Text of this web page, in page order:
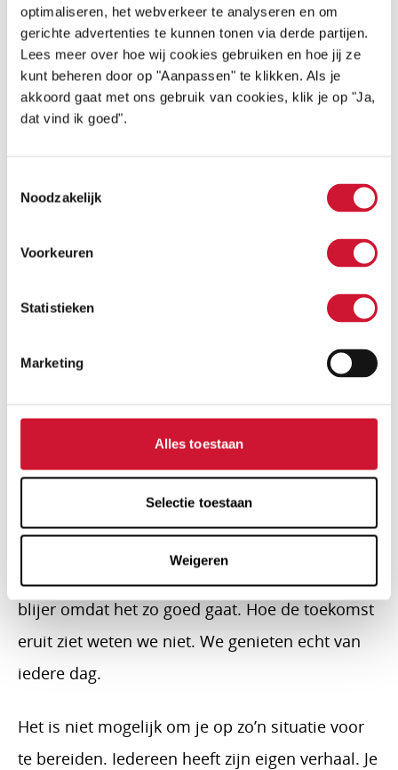
optimaliseren, het webverkeer te analyseren en om
gerichte advertenties te kunnen tonen via derde partijen.
Lees meer over hoe wij cookies gebruiken en hoe jij ze
kunt beheren door op "Aanpassen" te klikken. Als je
akkoord gaat met ons gebruik van cookies, klik je op "Ja,
dat vind ik goed".
Noodzakelijk
Voorkeuren
Statistieken
Marketing
Alles toestaan
Selectie toestaan
Weigeren
richting van zijn herstel. De eerste dagen ging er
elke dag wel een slangetje, medicijn of
meetapparaat af. Het ging zo goed, dat hij op 7
april 2018 (drie dagen na zijn operatie) al naar
Thuis
Ook daar bleef het snel bergopwaarts gaan en
acht dagen na de operatie mocht hij al mee
naar huis! Ik schrok daar in eerste instantie heel
dacht alleen maar: “Dat kan toch niet? Is alles
het terugwinnen van vertrouwen. Thuis bleek al
bleef het fantastisch doen.
Intussen is hij een heel tevreden baby van ruim
blijer omdat het zo goed gaat. Hoe de toekomst
eruit ziet weten we niet. We genieten echt van
iedere dag.
Het is niet mogelijk om je op zo’n situatie voor
te bereiden. Iedereen heeft zijn eigen verhaal. Je